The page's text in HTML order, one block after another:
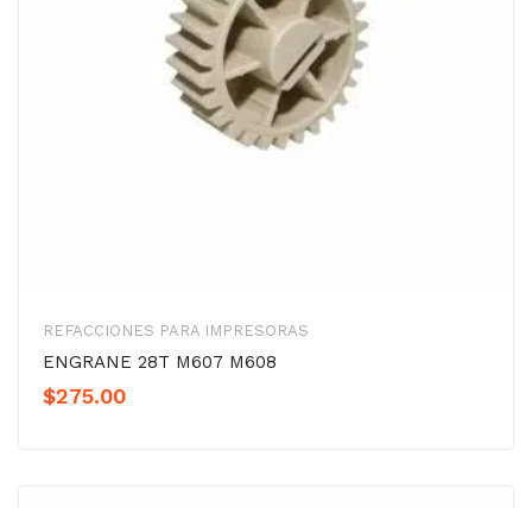
REFACCIONES PARA IMPRESORAS
ENGRANE 28T M607 M608
$275.00